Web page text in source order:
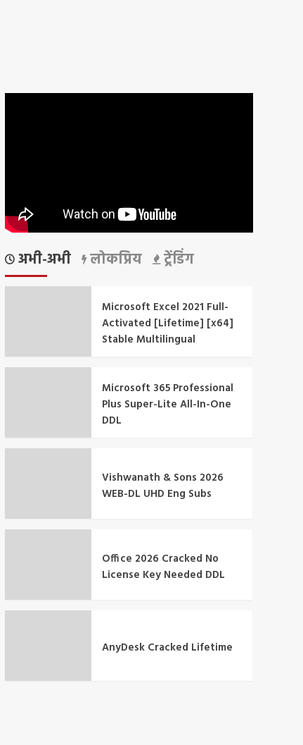
अभी-अभी लोकप्रिय ट्रेंडिंग
Microsoft Excel 2021 Full-
Activated [Lifetime] [x64]
Stable Multilingual
Microsoft 365 Professional
Plus Super-Lite All-In-One
DDL
Vishwanath & Sons 2026
WEB-DL UHD Eng Subs
Office 2026 Cracked No
License Key Needed DDL
AnyDesk Cracked Lifetime